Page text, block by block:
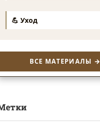
💪 Уход
ВСЕ МАТЕРИАЛЫ →